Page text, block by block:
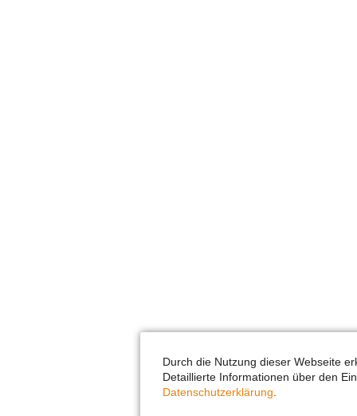
Durch die Nutzung dieser Webseite
Detaillierte Informationen über den
Datenschutzerklärung